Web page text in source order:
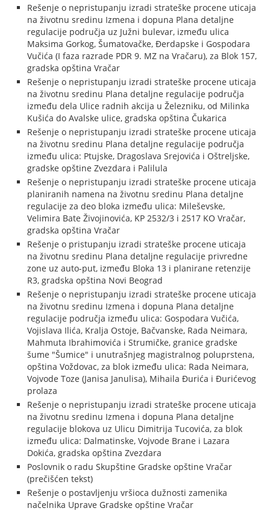
Rešenje o nepristupanju izradi strateške procene uticaja
na životnu sredinu Izmena i dopuna Plana detaljne
regulacije područja uz Južni bulevar, između ulica
Maksima Gorkog, Šumatovačke, Đerdapske i Gospodara
Vučića (I faza razrade PDR 9. MZ na Vračaru), za Blok 157,
gradska opština Vračar
Rešenje o nepristupanju izradi strateške procene uticaja
na životnu sredinu Plana detaljne regulacije područja
između dela Ulice radnih akcija u Železniku, od Milinka
Kušića do Avalske ulice, gradska opština Čukarica
Rešenje o nepristupanju izradi strateške procene uticaja
na životnu sredinu Plana detaljne regulacije područja
između ulica: Ptujske, Dragoslava Srejovića i Oštreljske,
gradske opštine Zvezdara i Palilula
Rešenje o nepristupanju izradi strateške procene uticaja
planiranih namena na životnu sredinu Plana detaljne
regulacije za deo bloka između ulica: Mileševske,
Velimira Bate Živojinovića, KP 2532/3 i 2517 KO Vračar,
gradska opština Vračar
Rešenje o pristupanju izradi strateške procene uticaja
na životnu sredinu Plana detaljne regulacije privredne
zone uz auto-put, između Bloka 13 i planirane retenzije
R3, gradska opština Novi Beograd
Rešenje o nepristupanju izradi strateške procene uticaja
na životnu sredinu Izmena i dopuna Plana detaljne
regulacije područja između ulica: Gospodara Vučića,
Vojislava Ilića, Kralja Ostoje, Bačvanske, Rada Neimara,
Mahmuta Ibrahimovića i Strumičke, granice gradske
šume "Šumice" i unutrašnjeg magistralnog poluprstena,
opština Voždovac, za blok između ulica: Rada Neimara,
Vojvode Toze (Janisa Janulisa), Mihaila Đurića i Đurićevog
prolaza
Rešenje o nepristupanju izradi strateške procene uticaja
na životnu sredinu Izmena i dopuna Plana detaljne
regulacije blokova uz Ulicu Dimitrija Tucovića, za blok
između ulica: Dalmatinske, Vojvode Brane i Lazara
Dokića, gradska opština Zvezdara
Poslovnik o radu Skupštine Gradske opštine Vračar
(prečišćen tekst)
Rešenje o postavljenju vršioca dužnosti zamenika
načelnika Uprave Gradske opštine Vračar